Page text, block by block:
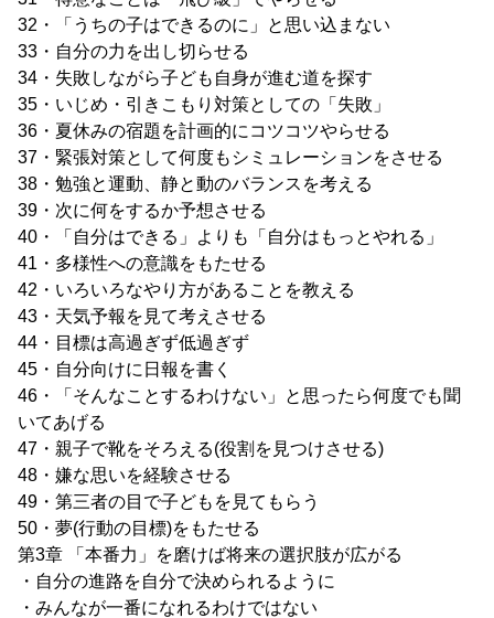
32・「うちの子はできるのに」と思い込まない
33・自分の力を出し切らせる
34・失敗しながら子ども自身が進む道を探す
35・いじめ・引きこもり対策としての「失敗」
36・夏休みの宿題を計画的にコツコツやらせる
37・緊張対策として何度もシミュレーションをさせる
38・勉強と運動、静と動のバランスを考える
39・次に何をするか予想させる
40・「自分はできる」よりも「自分はもっとやれる」
41・多様性への意識をもたせる
42・いろいろなやり方があることを教える
43・天気予報を見て考えさせる
44・目標は高過ぎず低過ぎず
45・自分向けに日報を書く
46・「そんなことするわけない」と思ったら何度でも聞
いてあげる
47・親子で靴をそろえる(役割を見つけさせる)
48・嫌な思いを経験させる
49・第三者の目で子どもを見てもらう
50・夢(行動の目標)をもたせる
第3章 「本番力」を磨けば将来の選択肢が広がる
・自分の進路を自分で決められるように
・みんなが一番になれるわけではない